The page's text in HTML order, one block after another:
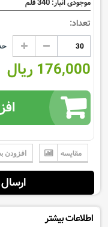
موجودی انبار: قلم
تعداد:
176,000 ریال
مقایسه افزودن
ارسال از: 3
اطلاعات بیشتر